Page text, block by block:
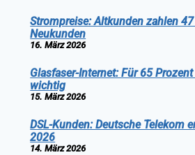
Strompreise: Altkunden zahlen
Neukunden
16. März 2026
Glasfaser-Internet: Für 65
wichtig
15. März 2026
DSL-Kunden: Deutsche Telekom
2026
14. März 2026